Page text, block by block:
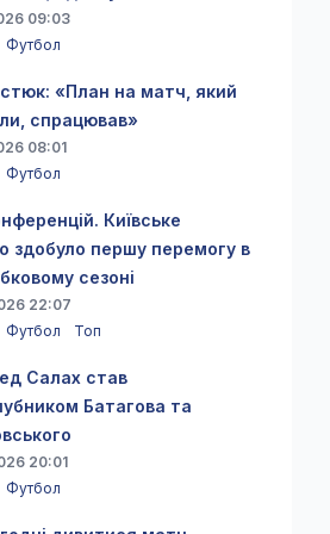
09:03
Футбол
«План на матч, який
спрацював»
08:01
Футбол
Київське
здобуло першу перемогу в
сезоні
22:07
Футбол Топ
Салах став
Батагова та
20:01
Футбол